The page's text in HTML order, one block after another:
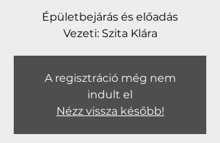
Épületbejárás és előadás
Vezeti: Szita Klára
A regisztráció még nem
indult el
Nézz vissza később!